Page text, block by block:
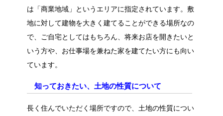
は「商業地域」というエリアに指定されています。敷
地に対して建物を大きく建てることができる場所なの
で、ご自宅としてはもちろん、将来お店を開きたいと
いう方や、お仕事場を兼ねた家を建てたい方にも向い
ています。
知っておきたい、土地の性質について
長く住んでいただく場所ですので、土地の性質につい